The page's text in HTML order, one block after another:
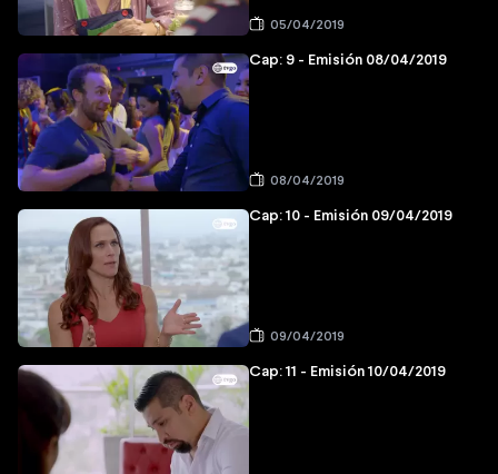
05/04/2019
Cap: 9 - Emisión 08/04/2019
08/04/2019
Cap: 10 - Emisión 09/04/2019
09/04/2019
Cap: 11 - Emisión 10/04/2019